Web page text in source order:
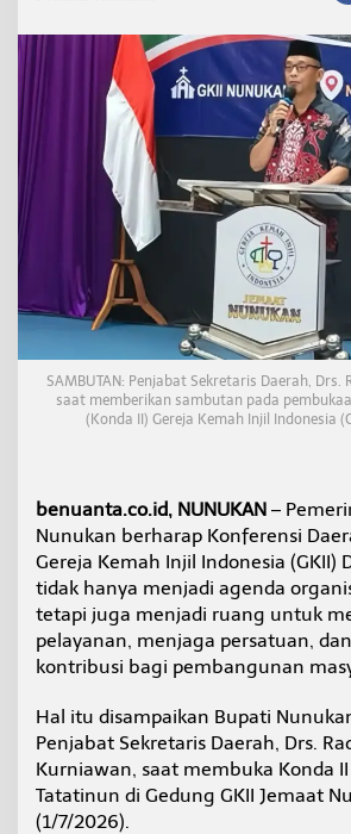
a
s
a
n
a
a
n
K
o
n
d
a
I
I
K
I
t
a
t
i
n
n
,
P
m
k
a
b
N
SAMBUTAN: Penjabat Sekretaris Daerah, Drs.
saat memberikan sambutan pada
(Konda II) Gereja Kemah Injil Indonesia
benuanta.co.id, NUNUKAN –
Nunukan berharap Konferensi
Gereja Kemah Injil Indonesia (GKII)
tidak hanya menjadi agenda
tetapi juga menjadi ruang untuk
pelayanan, menjaga persatuan,
kontribusi bagi pembangunan
Hal itu disampaikan Bupati
Penjabat Sekretaris Daerah, Drs.
Kurniawan, saat membuka Konda II
Tatatinun di Gedung GKII Jemaat
(1/7/2026).